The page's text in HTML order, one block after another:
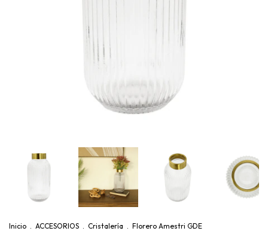
Inicio . ACCESORIOS . Cristalería . Florero Amestri GDE